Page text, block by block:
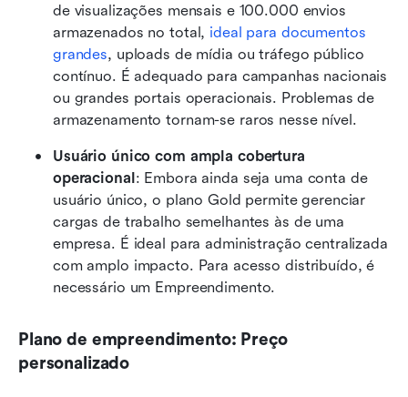
de visualizações mensais e 100.000 envios
armazenados no total, ideal para documentos
grandes, uploads de mídia ou tráfego público
contínuo. É adequado para campanhas nacionais
ou grandes portais operacionais. Problemas de
armazenamento tornam-se raros nesse nível.
Usuário único com ampla cobertura
operacional: Embora ainda seja uma conta de
usuário único, o plano Gold permite gerenciar
cargas de trabalho semelhantes às de uma
empresa. É ideal para administração centralizada
com amplo impacto. Para acesso distribuído, é
necessário um Empreendimento.
Plano de empreendimento: Preço
personalizado